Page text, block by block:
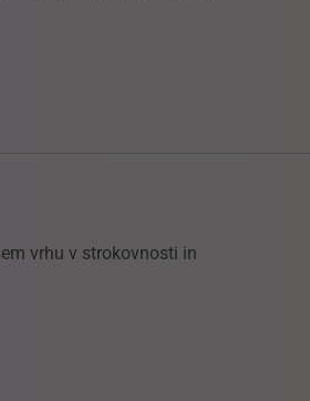
vrhu v strokovnosti in